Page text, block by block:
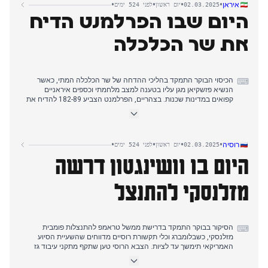
איראן•
02.03.2025
•יום ראשון•לפני 524 ימים •
היום שבו הפרלמנט הדיח
את שר הכלכלה
⌨ הכיסוי הבוקר התמקד בהליכי ההדחה של שר הכלכלה המתי, כאשר
הנשיא פזשקיאן מגן עליו בטענה למצב מלחמתי וכספים איראניים
קפואים במדינות שכנות. בצהריים, הפרלמנט הצביע 182-89 להדיח את
כשתקשורת המדינה מדגישה את הצהרותיו על עימות עם "כוחות
חוסר יציבות עמוק יותר בממשל פזשקיאן.
הכיסוי הבינלאומי התמקד בוועידת לונדון של מנהיגי אירופה בתמיכה
מיליארד דולר - המשך הנרטיב מהעימות טראמפ-זלנסקי בימים הקודמים
רוסיה•
02.03.2025
•יום ראשון•לפני 524 ימים •
היום בו וושינגטון דרשה
מזלנסקי להתנצל
⌨ הסיקור בבוקר התמקד בדרישת ממשל טראמפ להתנצלות פומבית
מזלנסקי, כשבלומברג וכלי תקשורת רוסיים מדווחים שהשעיית הסיוע
האמריקאי תימשך עד לציות. הצבא הרוסי טען שתקף מתקני עיבוד גז
התקפות אוקראיניות על אזורים רוסיים מאז 2022.